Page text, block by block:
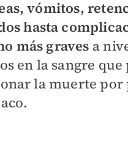
vómitos,
hasta
más graves a
en la sangre que
la muerte por